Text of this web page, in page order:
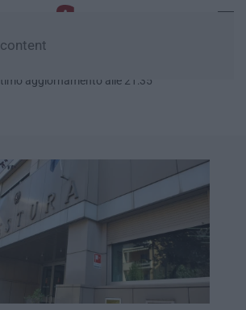
aggiornamento alle 21:35